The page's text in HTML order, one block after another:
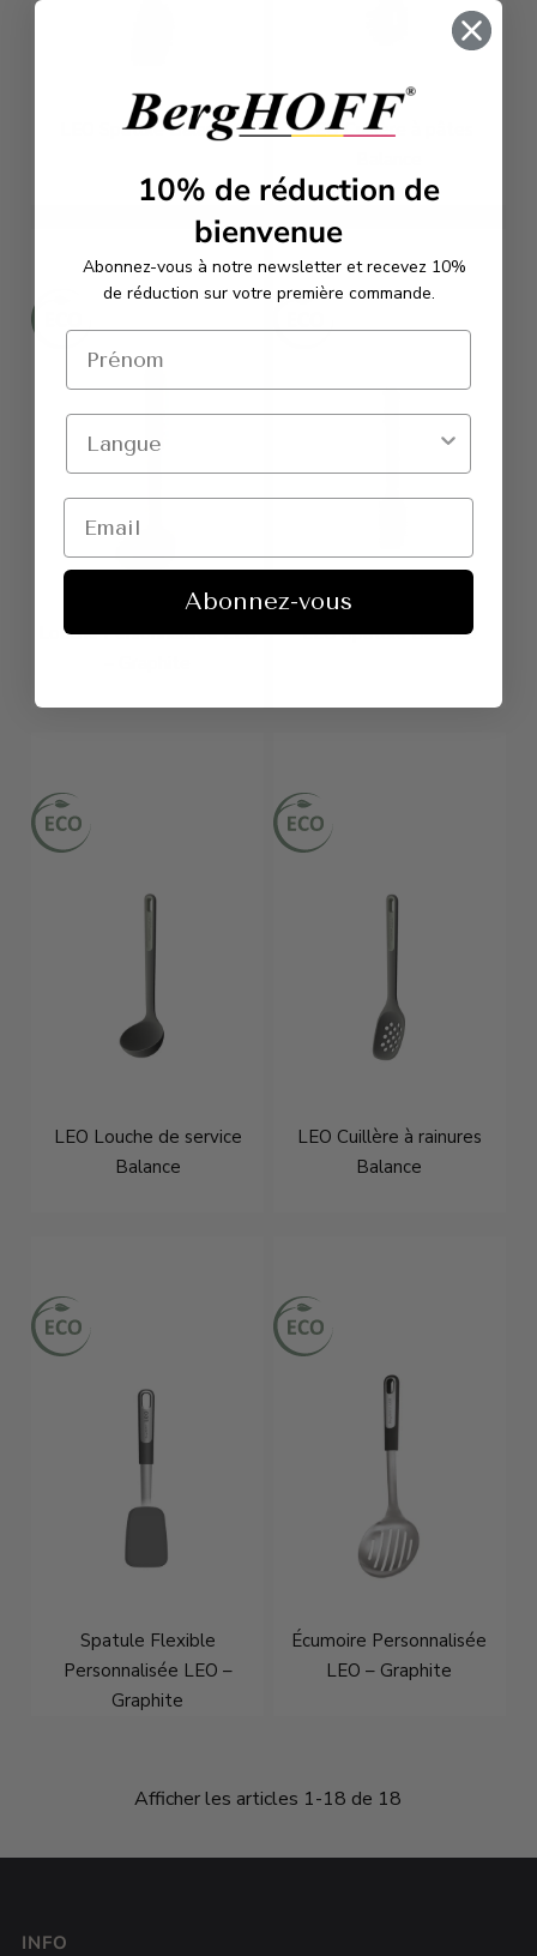
LEO Spatule Balance
€18,95
LEO Cuillère à pâtes
À partir de
Louche Personnalisée LEO
LEO Spatule Balance
LEO Louche de service
Balance
LEO Cuillère à rainures
Balance
Spatule Flexible
Personnalisée LEO –
Graphite
Écumoire Personnalisée
LEO – Graphite
Afficher les articles 1-18 de 18
INFO
10% de réduction de
bienvenue
Abonnez-vous à notre newsletter et recevez 10%
de réduction sur votre première commande.
Abonnez-vous